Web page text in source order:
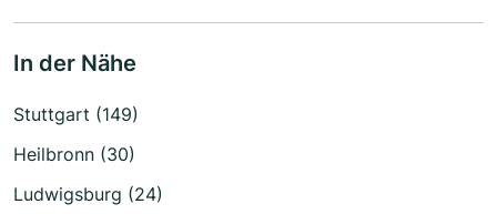
In der Nähe
Stuttgart (149)
Heilbronn (30)
Ludwigsburg (24)